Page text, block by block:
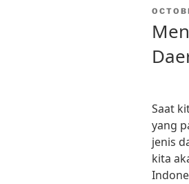
Saat
yang
jenis
kita